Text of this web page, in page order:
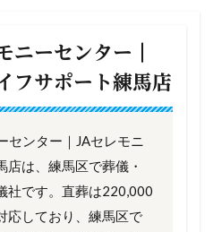
ニーセンター｜
フサポート練馬店
センター｜JAセレモニ
店は、練馬区で葬儀・
社です。直葬は220,000
応しており、練馬区で